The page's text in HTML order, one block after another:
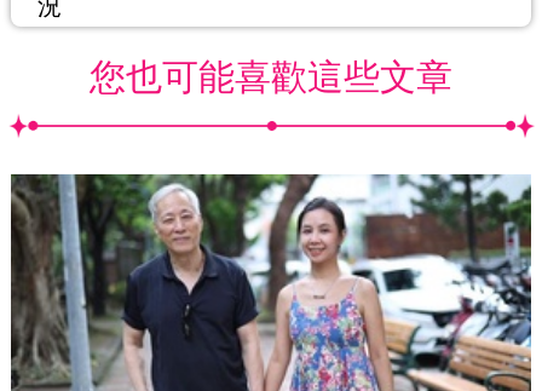
況
您也可能喜歡這些文章